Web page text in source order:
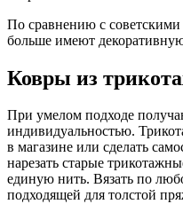
По сравнению с
больше имеют
Ковры из
При умелом подходе
индивидуальностью.
в магазине или сделать
нарезать старые
единую нить. Вязать по
подходящей для толстой